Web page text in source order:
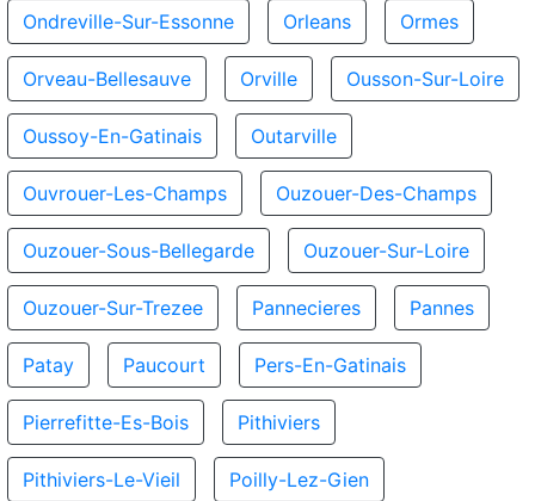
Ondreville-Sur-Essonne Orleans Ormes
Orveau-Bellesauve Orville Ousson-Sur-Loire
Oussoy-En-Gatinais Outarville
Ouvrouer-Les-Champs Ouzouer-Des-Champs
Ouzouer-Sous-Bellegarde Ouzouer-Sur-Loire
Ouzouer-Sur-Trezee Pannecieres Pannes
Patay Paucourt Pers-En-Gatinais
Pierrefitte-Es-Bois Pithiviers
Pithiviers-Le-Vieil Poilly-Lez-Gien